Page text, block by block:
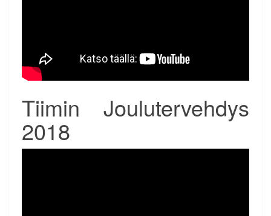
Tiimin Joulutervehdys
2018